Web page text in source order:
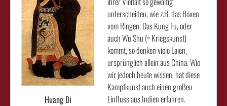
Huang Di
unterscheiden, wie z.B. das Boxen
vom Ringen. Das Kung Fu, oder
auch Wu Shu (= Kriegskunst)
kommt, so denken viele Laien,
ursprünglich allein aus China. Wie
wir jedoch heute wissen, hat diese
Kampfkunst auch einen großen
Einfluss aus Indien erfahren.